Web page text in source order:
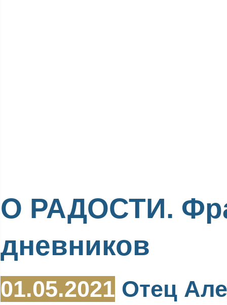
О РАДОСТИ.
дневников
01.05.2021 Отец